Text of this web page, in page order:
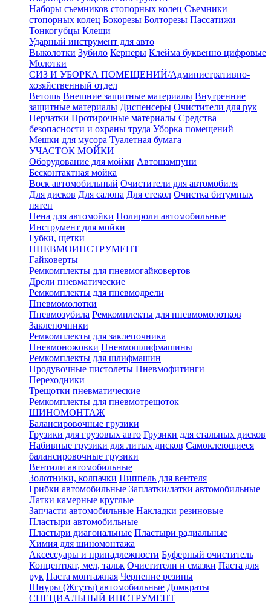
Наборы съемников стопорных колец Съемники
стопорных колец Бокорезы Болторезы Пассатижи
Тонкогубцы Клещи
Ударный инструмент для авто
Выколотки Зубило Кернеры Клейма буквенно цифровые
Молотки
СИЗ И УБОРКА ПОМЕЩЕНИЙ/Административно-
хозяйственный отдел
Ветошь Внешние защитные материалы Внутренние
защитные материалы Диспенсеры Очистители для рук
Перчатки Протирочные материалы Средства
безопасности и охраны труда Уборка помещений
Мешки для мусора Туалетная бумага
УЧАСТОК МОЙКИ
Оборудование для мойки Автошампуни
Бесконтактная мойка
Воск автомобильный Очистители для автомобиля
Для дисков Для салона Для стекол Очистка битумных
пятен
Пена для автомойки Полироли автомобильные
Инструмент для мойки
Губки, щетки
ПНЕВМОИНСТРУМЕНТ
Гайковерты
Ремкомплекты для пневмогайковертов
Дрели пневматические
Ремкомплекты для пневмодрели
Пневмомолотки
Пневмозубила Ремкомплекты для пневмомолотков
Заклепочники
Ремкомплекты для заклепочника
Пневмоножовки Пневмошлифмашины
Ремкомплекты для шлифмашин
Продувочные пистолеты Пневмофитинги
Переходники
Трещотки пневматические
Ремкомплекты для пневмотрещоток
ШИНОМОНТАЖ
Балансировочные грузики
Грузики для грузовых авто Грузики для стальных дисков
Набивные грузики для литых дисков Самоклеющиеся
балансировочные грузики
Вентили автомобильные
Золотники, колпачки Ниппель для вентеля
Грибки автомобильные Заплатки/латки автомобильные
Латки камерные круглые
Запчасти автомобильные Накладки резиновые
Пластыри автомобильные
Пластыри диагональные Пластыри радиальные
Химия для шиномонтажа
Аксессуары и принадлежности Буферный очиститель
Концентрат, мел, тальк Очистители и смазки Паста для
рук Паста монтажная Чернение резины
Шнуры (Жгуты) автомобильные Домкраты
СПЕЦИАЛЬНЫЙ ИНСТРУМЕНТ